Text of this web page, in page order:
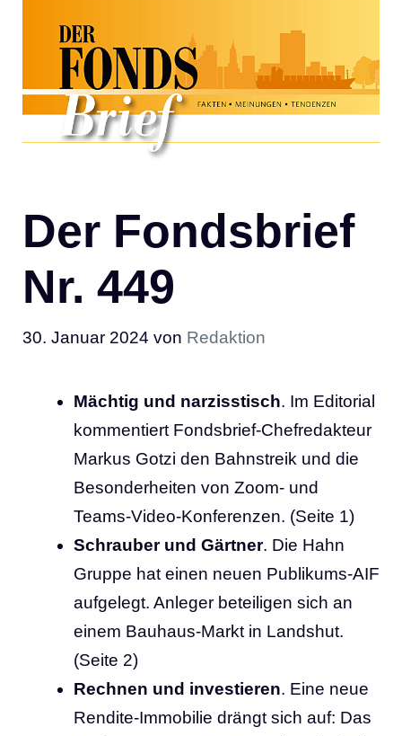
Der Fondsbrief
Nr. 449
30. Januar 2024 von Redaktion
Mächtig und narzisstisch. Im Editorial
kommentiert Fondsbrief-Chefredakteur
Markus Gotzi den Bahnstreik und die
Besonderheiten von Zoom- und
Teams-Video-Konferenzen. (Seite 1)
Schrauber und Gärtner. Die Hahn
Gruppe hat einen neuen Publikums-AIF
aufgelegt. Anleger beteiligen sich an
einem Bauhaus-Markt in Landshut.
(Seite 2)
Rechnen und investieren. Eine neue
Rendite-Immobilie drängt sich auf: Das